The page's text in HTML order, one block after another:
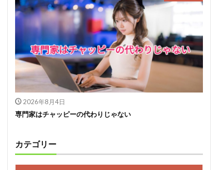
2026年8月4日
専門家はチャッピーの代わりじゃない
カテゴリー